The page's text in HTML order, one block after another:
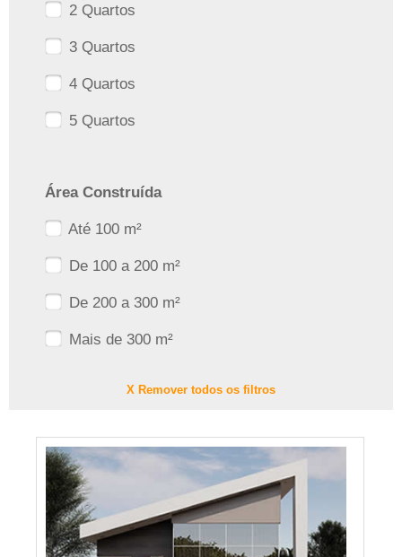
2 Quartos
3 Quartos
4 Quartos
5 Quartos
Área Construída
Até 100 m²
De 100 a 200 m²
De 200 a 300 m²
Mais de 300 m²
X Remover todos os filtros